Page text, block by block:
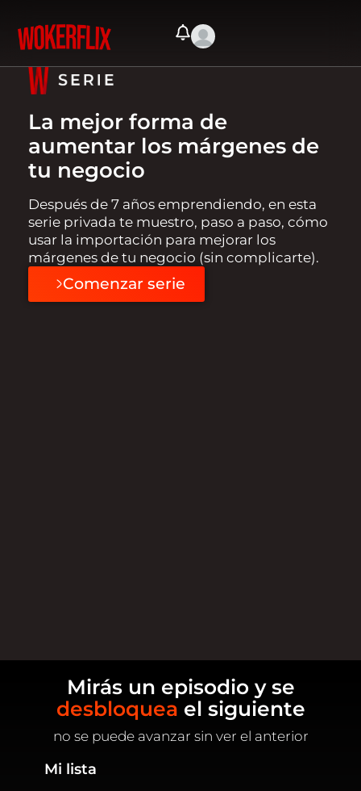
La mejor forma de
aumentar los márgenes de
tu negocio
Después de 7 años emprendiendo, en esta
serie privada te muestro, paso a paso, cómo
usar la importación para mejorar los
márgenes de tu negocio (sin complicarte).
Comenzar serie
Mirás un episodio y se
desbloquea el siguiente
no se puede avanzar sin ver el anterior
Mi lista